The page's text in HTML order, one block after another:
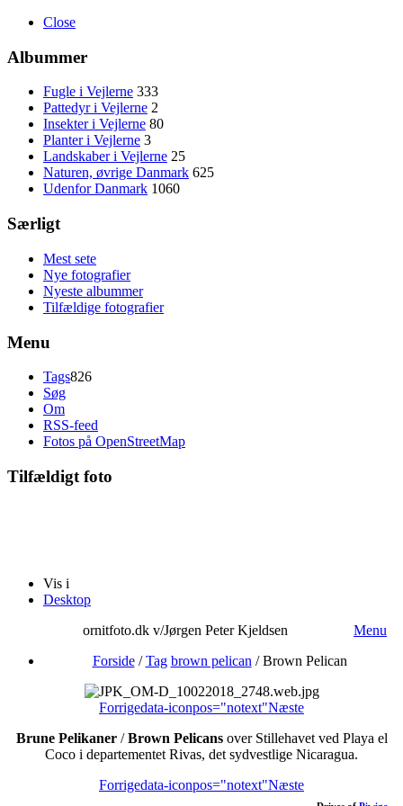
Close
Albummer
Fugle i Vejlerne 333
Pattedyr i Vejlerne 2
Insekter i Vejlerne 80
Planter i Vejlerne 3
Landskaber i Vejlerne 25
Naturen, øvrige Danmark 625
Udenfor Danmark 1060
Særligt
Mest sete
Nye fotografier
Nyeste albummer
Tilfældige fotografier
Menu
Tags826
Søg
Om
RSS-feed
Fotos på OpenStreetMap
Tilfældigt foto
Vis i
Desktop
ornitfoto.dk v/Jørgen Peter Kjeldsen
Menu
Forside/Tag brown pelican /Brown Pelican
Forrigedata-iconpos="notext"Næste
Brune Pelikaner/Brown Pelicansover Stillehavet ved Playa el
Coco i departementet Rivas, det sydvestlige Nicaragua.
Forrigedata-iconpos="notext"Næste